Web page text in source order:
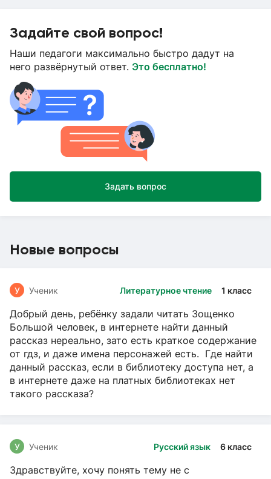
Задайте свой вопрос!
Наши педагоги максимально быстро дадут на
него развёрнутый ответ. Это бесплатно!
Задать вопрос
Новые вопросы
Литературное чтение 1 класс
У Ученик
Добрый день, ребёнку задали читать Зощенко
Большой человек, в интернете найти данный
рассказ нереально, зато есть краткое содержание
от гдз, и даже имена персонажей есть. Где найти
данный рассказ, если в библиотеку доступа нет, а
в интернете даже на платных библиотеках нет
такого рассказа?
Русский язык 6 класс
У Ученик
Здравствуйте, хочу понять тему не с